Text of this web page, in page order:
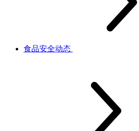
食品安全动态